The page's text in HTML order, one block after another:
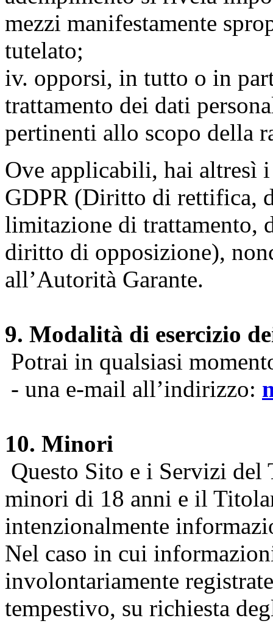
mezzi manifestamente
tutelato;
iv. opporsi, in tutto o in
trattamento dei dati
pertinenti allo scopo della
Ove applicabili, hai
GDPR (Diritto di rettifica,
limitazione di trattamento,
diritto di opposizione),
all’Autorità Garante.
9. Modalità di esercizio
Potrai in qualsiasi
- una e-mail all’indirizzo:
10. Minori
Questo Sito e i Servizi del
minori di 18 anni e il
intenzionalmente
Nel caso in cui
involontariamente
tempestivo, su richiesta